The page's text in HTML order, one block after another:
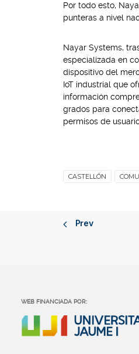
Por todo esto,
punteras a nivel
Nayar Systems,
especializada en
dispositivo del
IoT industrial que
información
grados para
permisos de
CASTELLÓN
Prev
WEB FINANCIADA POR: